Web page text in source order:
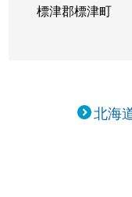
標津郡標津町
北海